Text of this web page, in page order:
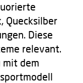
Quecksilber
Diese
relevant.
mit dem